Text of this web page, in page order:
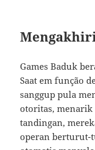
Games Baduk
Saat em função
sanggup pula
otoritas, menarik
tandingan,
operan berturut-